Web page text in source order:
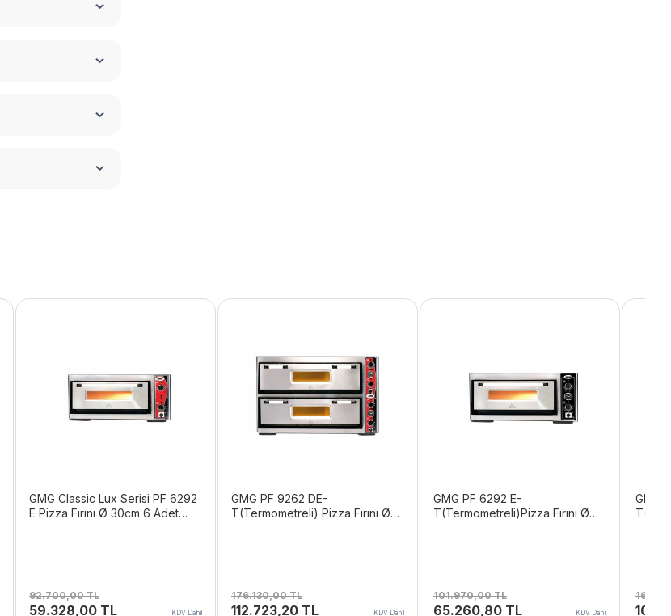
GMG Classic Lux Serisi PF 6292
E Pizza Fırını Ø 30cm 6 Adet
92.700,00TL
Orijinal
59.328,00 TLŞu KDV Dahil
GMG PF 9262 DE-
T(Termometreli) Pizza Fırını Ø
176.130,00TL
Orijinal
112.723,20 TLŞu KDV Dahil
GMG PF 6292 E-
T(Termometreli)Pizza Fırını Ø
101.970,00TL
Orijinal
65.260,80 TLŞu KDV Dahil
GMG